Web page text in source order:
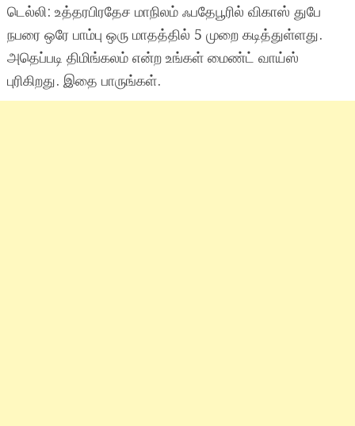
டெல்லி: உத்தரபிரதேச மாநிலம் ஃபதேபூரில் விகாஸ் துபே
நபரை ஒரே பாம்பு ஒரு மாதத்தில் 5 முறை கடித்துள்ளது.
அதெப்படி திமிங்கலம் என்ற உங்கள் மைண்ட் வாய்ஸ்
புரிகிறது. இதை பாருங்கள்.